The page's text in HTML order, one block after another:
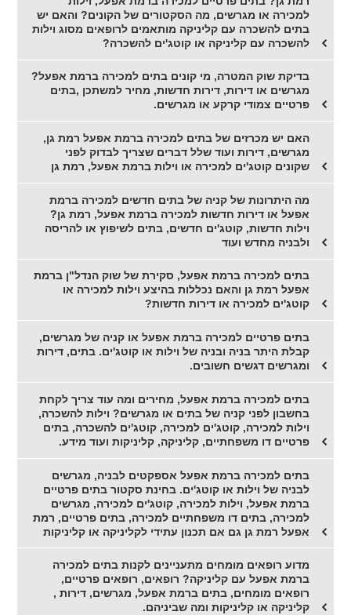
למכירה או מגרשים, מה הסקטורים של הקונים? והאם יש
בתים להשכרה עם קליניקה מותאמים לרופאים מסוג וילות
להשכרה עם קליניקה או קוטג'ים להשכרה?
בדיקת שוק המטרה, מי קונים בתים למכירה ברמת אפעל?
מגרשים או דירות, דירות חדשות, מחיר למשתכן ,בתים
פרטיים צמודי קרקע או מגרשים.
האם יש מכרזים של בתים למכירה ברמת אפעל רמת גן,
מגרשים, דירות ועוד שלל דברים שצריך לבדוק לפני
שקונים קוטג'ים למכירה או וילות ברמת אפעל, רמת גן
מה היתרונות של קניה של בתים חדשים למכירה ברמת
אפעל או דירות חדשות למכירה ברמת אפעל, רמת גן?
וילות חדשות, קוטג'ים חדשים, בתים לשיפוץ או להריסה
ולבניה מחדש ועוד
בתים למכירה ברמת אפעל, סקירת של שוק הנדל"ן ברמת
אפעל רמת גן והאם נכללות בהיצע וילות למכירה או
קוטג'ים למכירה או דירות חדשות?
בתים פרטיים למכירה ברמת אפעל או קניה של מגרשים,
קבלת היתר בניה ובניה של וילות או קוטג'ים. בתים, דירות
ומגרשים דגשים חשובים.
בתים למכירה ברמת אפעל, מחירים ומה עוד צריך לקחת
בחשבון לפני קניה של בתים או מגרשים? וילות להשכרה,
וילות למכירה, קוטג'ים למכירה, קוטג'ים להשכרה, בתים
פרטיים דו משפחתיים, קליניקה, קליניקות ועוד מידע.
בתים למכירה ברמת אפעל אספקטים לבניה, מגרשים
לבניה של וילות או קוטג'ים. בחינת סקטור בתים פרטיים
ברמת אפעל, וילות למכירה, קוטג'ים למכירה, מגרשים
למכירה, בתים דו משפחתיים למכירה, בתים פרטיים, רמת
אפעל רמת גן גם אם תכנון עתידי לקליניקה או קליניקות
מדוע רופאים מומחים מתעניינים לקנות בתים למכירה
ברמת אפעל עם קליניקה? רופאים, רופאים פרטיים,
רופאים מומחים, בתים ברמת אפעל, מגרשים, דירות ,
קליניקה או קליניקות ומה שביניהם.